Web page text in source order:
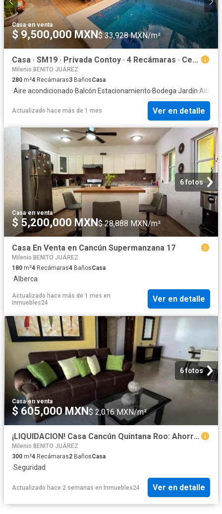
Casa·en venta
$ 9,500,000 MXN$ 33,928 MXN/m²
Casa · SM19 · Privada Contoy · 4 Recámaras · Centro de Cancún · Alberca
Milenio BENITO JUÁREZ
280 m²4 Recámaras3 BañosCasa
·Aire acondicionado·Balcón·Estacionamiento·Bodega·Jardín·
Actualizado hace más de 1 mes Ver en detalle
6 fotos
Casa·en venta
$ 5,200,000 MXN$ 28,888 MXN/m²
Casa En Venta en Cancún Supermanzana 17
Milenio BENITO JUÁREZ
180 m²4 Recámaras4 BañosCasa
·Alberca
Actualizado hace más de 1 mes en
Inmuebles24
Ver en detalle
6 fotos
Casa·en venta
$ 605,000 MXN$ 2,016 MXN/m²
¡LIQUIDACION! Casa Cancún Quintana Roo: Ahorro y Plusvalia. !
Milenio BENITO JUÁREZ
300 m²4 Recámaras2 BañosCasa
·Seguridad
Actualizado hace 2 semanas en Inmuebles24 Ver en detalle